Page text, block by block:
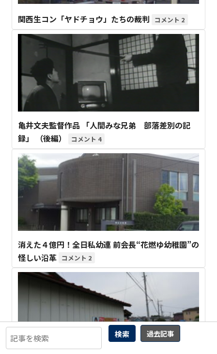
検索 過去記事
関西生コン「ヤドチョウ」たちの裁判 2
亀井文夫監督作品 「人間みな兄弟 部落差別の記
録」 （後編）
4
消えた４億円！全日私幼連 前会長“花燃ゆ幼稚園”の
怪しい沿革
2